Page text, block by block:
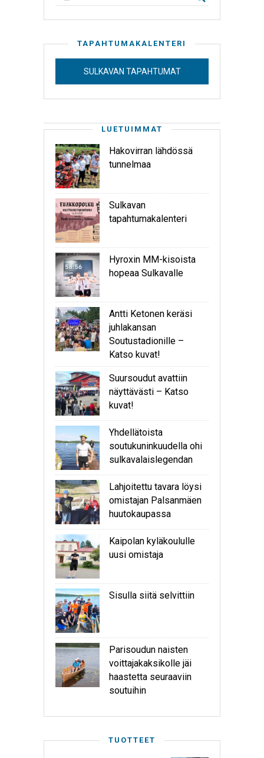
TAPAHTUMAKALENTERI
SULKAVAN TAPAHTUMAT
LUETUIMMAT
Hakovirran lähdössä
tunnelmaa
Sulkavan
tapahtumakalenteri
Hyroxin MM-kisoista
hopeaa Sulkavalle
Antti Ketonen keräsi
juhlakansan
Soutustadionille –
Katso kuvat!
Suursoudut avattiin
näyttävästi – Katso
kuvat!
Yhdellätoista
soutukuninkuudella ohi
sulkavalaislegendan
Lahjoitettu tavara löysi
omistajan Palsanmäen
huutokaupassa
Kaipolan kyläkoululle
uusi omistaja
Sisulla siitä selvittiin
Parisoudun naisten
voittajakaksikolle jäi
haastetta seuraaviin
soutuihin
TUOTTEET